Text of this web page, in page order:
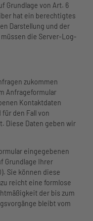
Grundlage von Art. 6
hat ein berechtigtes
Darstellung und der
die Server-Log-
zukommen
Anfrageformular
Kontaktdaten
den Fall von
Diese Daten geben wir
eingegebenen
Grundlage Ihrer
Sie können diese
reicht eine formlose
der bis zum
bleibt vom